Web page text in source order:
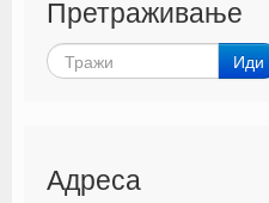
Претраживање
Иди
Адреса